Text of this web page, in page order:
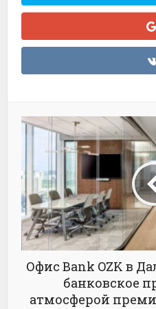
Офис Bank OZK в
банковское
атмосферой